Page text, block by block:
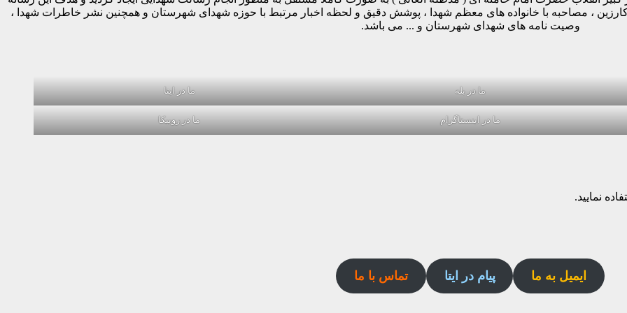
، مصاحبه با خانواده های معظم شهدا ، پوشش دقیق و لحظه اخبار مرتبط با حوزه شهدای شهرستان و همچنین نشر خاطرات شهدا ،
وصیت نامه های شهدای شهرستان و ... می باشد.
ما در بله ما در ایتا
ما در اینستاگرام ما در روبیکا
نمایید.
ایمیل به ما پیام در ایتا تماس با ما